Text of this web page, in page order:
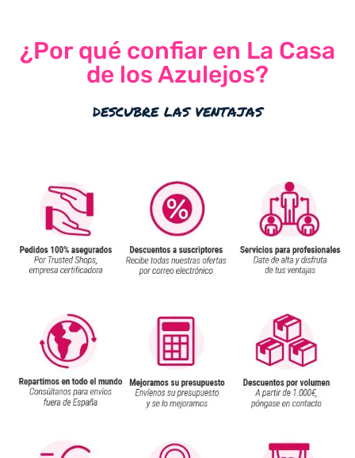
¿Por qué confiar en La Casa
de los Azulejos?
descubre las ventajas